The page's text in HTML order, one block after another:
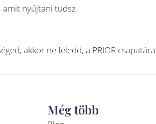
amit nyújtani tudsz.
akkor ne feledd, a PRIOR
Még több